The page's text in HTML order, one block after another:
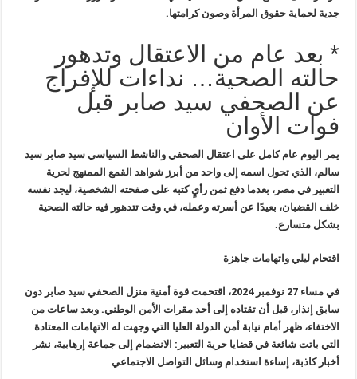
جدية لحماية حقوق المرأة وصون كرامتها.
* بعد عام من الاعتقال وتدهور
حالته الصحية… نداءات للإفراج
عن الصحفي سيد صابر قبل
فوات الأوان
يمر اليوم عام كامل على اعتقال الصحفي والناشط السياسي سيد صابر سيد
سالم، الذي تحول اسمه إلى واحد من أبرز شواهد القمع الممنهج لحرية
التعبير في مصر، بعدما دفع ثمن رأيٍ كتبه على صفحته الشخصية، ليجد نفسه
خلف القضبان، بعيدًا عن أسرته وعمله، في وقت تتدهور فيه حالته الصحية
بشكل متسارع.
اقتحام ليلي واتهامات جاهزة
في مساء 27 نوفمبر 2024، اقتحمت قوة أمنية منزل الصحفي سيد صابر دون
سابق إنذار، قبل أن تقتاده إلى أحد مقرات الأمن الوطني. وبعد ساعات من
الاختفاء، ظهر أمام نيابة أمن الدولة العليا التي وجهت له الاتهامات المعتادة
التي باتت شائعة في قضايا حرية التعبير: الانضمام إلى جماعة إرهابية، نشر
أخبار كاذبة، إساءة استخدام وسائل التواصل الاجتماعي